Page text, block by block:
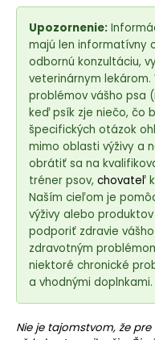
Upozornenie:
majú len informatívny
odbornú konzultáciu,
veterinárnym
problémov vášho psa
keď psík zje niečo, čo
špecifických otázok
mimo oblasti výživy a
obrátiť sa na
tréner psov, chovateľ
Naším cieľom je
výživy alebo
podporiť zdravie
zdravotným
niektoré chronické
a vhodnými doplnkami.
Nie je tajomstvom, že
o
á
j
s